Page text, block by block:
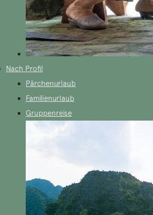
Nach Profil
Pärchenurlaub
Familienurlaub
Gruppenreise
um die chinesischen Invasoren
ist die Dame Triệu (Bà Triệu), eine
Widerstandskämpferin aus dem 3.
berühmt, dass sie auf einem weißen
Stoßzahn kämpfte. Diese
sich in das kollektive Gedächtnis
wurden Elefanten in den
Dynastien ausgiebig
unter den Herrschaften der Lý,
sowohl bei Militärkampagnen als
eine entscheidende Rolle. Es gab
und wilde Elefanten, die sorgfältig
um Lasten zu tragen, an Zeremonien